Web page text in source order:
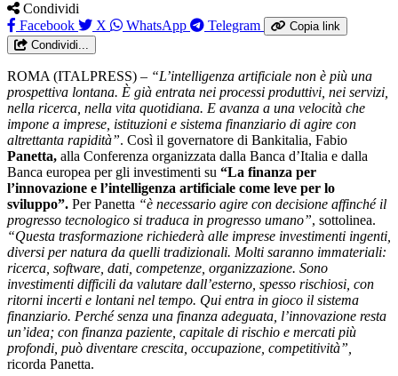
Condividi
Facebook
X WhatsApp Telegram
Copia link
Condividi...
ROMA (ITALPRESS) – “L’intelligenza artificiale non è più una
prospettiva lontana. È già entrata nei processi produttivi, nei servizi,
nella ricerca, nella vita quotidiana. E avanza a una velocità che
impone a imprese, istituzioni e sistema finanziario di agire con
altrettanta rapidità”. Così il governatore di Bankitalia, Fabio
Panetta, alla Conferenza organizzata dalla Banca d’Italia e dalla
Banca europea per gli investimenti su “La finanza per
l’innovazione e l’intelligenza artificiale come leve per lo
sviluppo”. Per Panetta “è necessario agire con decisione affinché il
progresso tecnologico si traduca in progresso umano”, sottolinea.
“Questa trasformazione richiederà alle imprese investimenti ingenti,
diversi per natura da quelli tradizionali. Molti saranno immateriali:
ricerca, software, dati, competenze, organizzazione. Sono
investimenti difficili da valutare dall’esterno, spesso rischiosi, con
ritorni incerti e lontani nel tempo. Qui entra in gioco il sistema
finanziario. Perché senza una finanza adeguata, l’innovazione resta
un’idea; con finanza paziente, capitale di rischio e mercati più
profondi, può diventare crescita, occupazione, competitività”,
ricorda Panetta.